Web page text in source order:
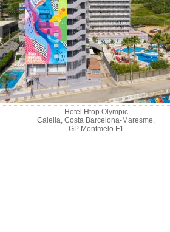
Hotel Htop Olympic
Calella, Costa Barcelona-Maresme,
GP Montmelo F1